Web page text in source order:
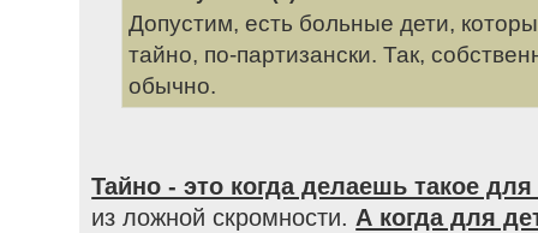
Допустим, есть больные дети,
тайно, по-партизански. Так,
обычно.
Тайно - это когда делаешь такое
из ложной скромности. А когда для